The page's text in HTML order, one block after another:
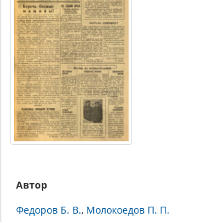
Автор
Федоров Б. В. Молокоедов П. П.